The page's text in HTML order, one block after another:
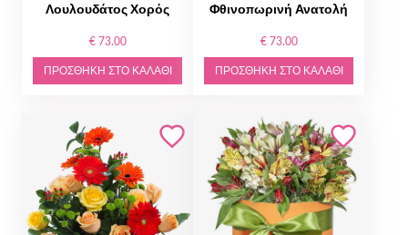
Λουλουδάτος Χορός
€ 73.00
ΠΡΟΣΘΉΚΗ ΣΤΟ ΚΑΛΆΘΙ
Φθινοπωρινή Ανατολή
€ 73.00
ΠΡΟΣΘΉΚΗ ΣΤΟ ΚΑΛΆΘΙ